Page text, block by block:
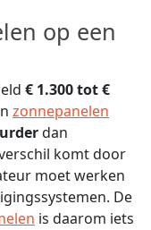
op een
€ 1.300 tot €
zonnepanelen
dan
komt door
moet werken
De
is daarom iets